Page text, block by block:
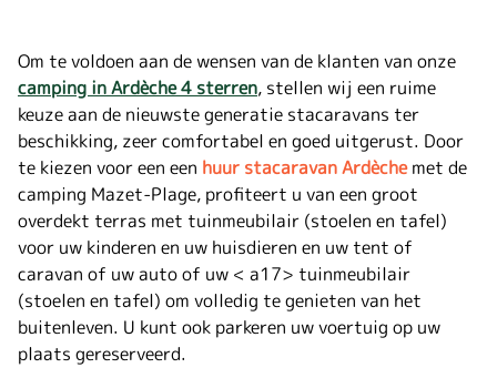
Om te voldoen aan de wensen van de klanten van onze
camping in Ardèche 4 sterren, stellen wij een ruime
keuze aan de nieuwste generatie stacaravans ter
beschikking, zeer comfortabel en goed uitgerust. Door
te kiezen voor een een huur stacaravan Ardèche met de
camping Mazet-Plage, profiteert u van een groot
overdekt terras met tuinmeubilair (stoelen en tafel)
voor uw kinderen en uw huisdieren en uw tent of
caravan of uw auto of uw < a17> tuinmeubilair
(stoelen en tafel) om volledig te genieten van het
buitenleven. U kunt ook parkeren uw voertuig op uw
plaats gereserveerd.